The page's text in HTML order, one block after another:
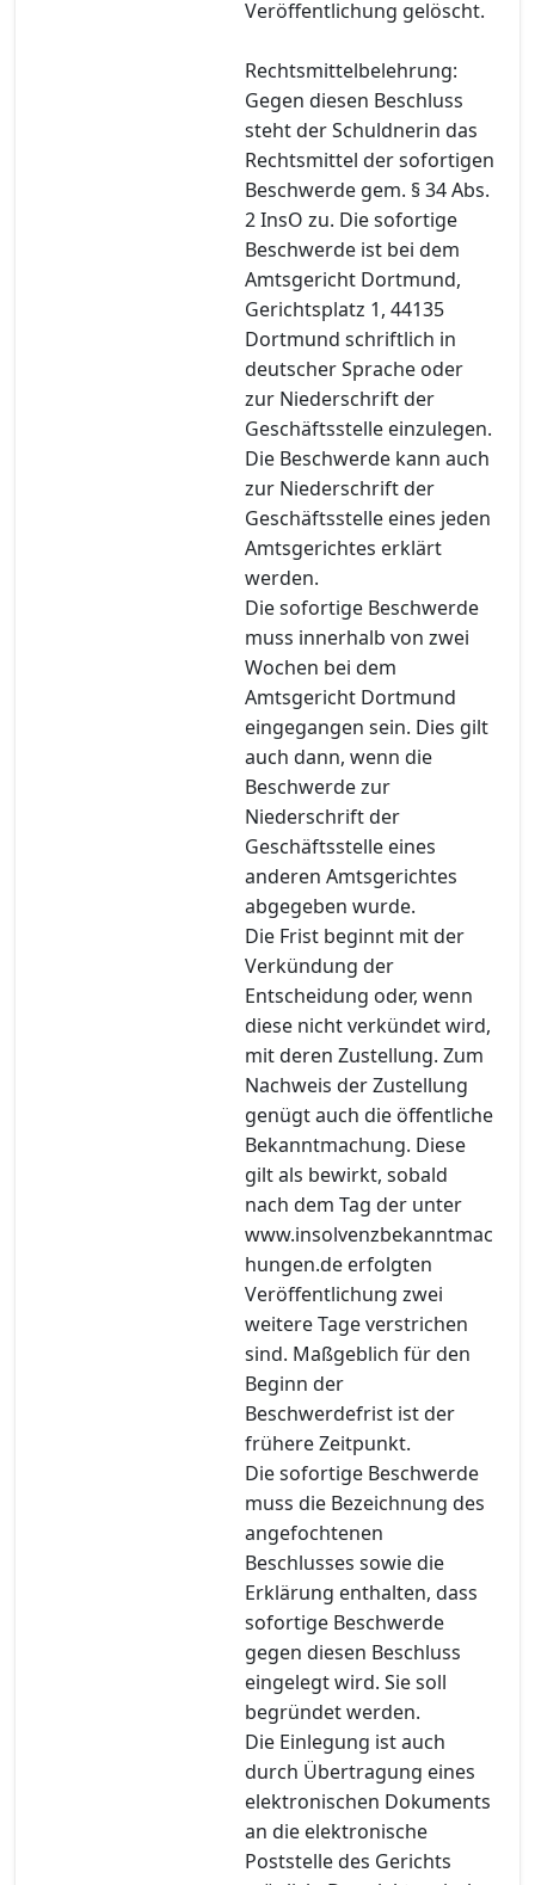
Veröffentlichung gelöscht.
Rechtsmittelbelehrung:
Gegen diesen Beschluss
steht der Schuldnerin das
Rechtsmittel der sofortigen
Beschwerde gem. § 34 Abs.
2 InsO zu. Die sofortige
Beschwerde ist bei dem
Amtsgericht Dortmund,
Gerichtsplatz 1, 44135
Dortmund schriftlich in
deutscher Sprache oder
zur Niederschrift der
Geschäftsstelle einzulegen.
Die Beschwerde kann auch
zur Niederschrift der
Geschäftsstelle eines jeden
Amtsgerichtes erklärt
werden.
Die sofortige Beschwerde
muss innerhalb von zwei
Wochen bei dem
Amtsgericht Dortmund
eingegangen sein. Dies gilt
auch dann, wenn die
Beschwerde zur
Niederschrift der
Geschäftsstelle eines
anderen Amtsgerichtes
abgegeben wurde.
Die Frist beginnt mit der
Verkündung der
Entscheidung oder, wenn
diese nicht verkündet wird,
mit deren Zustellung. Zum
Nachweis der Zustellung
genügt auch die öffentliche
Bekanntmachung. Diese
gilt als bewirkt, sobald
nach dem Tag der unter
www.insolvenzbekanntmac
hungen.de erfolgten
Veröffentlichung zwei
weitere Tage verstrichen
sind. Maßgeblich für den
Beginn der
Beschwerdefrist ist der
frühere Zeitpunkt.
Die sofortige Beschwerde
muss die Bezeichnung des
angefochtenen
Beschlusses sowie die
Erklärung enthalten, dass
sofortige Beschwerde
gegen diesen Beschluss
eingelegt wird. Sie soll
begründet werden.
Die Einlegung ist auch
durch Übertragung eines
elektronischen Dokuments
an die elektronische
Poststelle des Gerichts